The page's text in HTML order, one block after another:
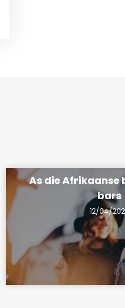
As die Afrikaanse
bars
12/04/